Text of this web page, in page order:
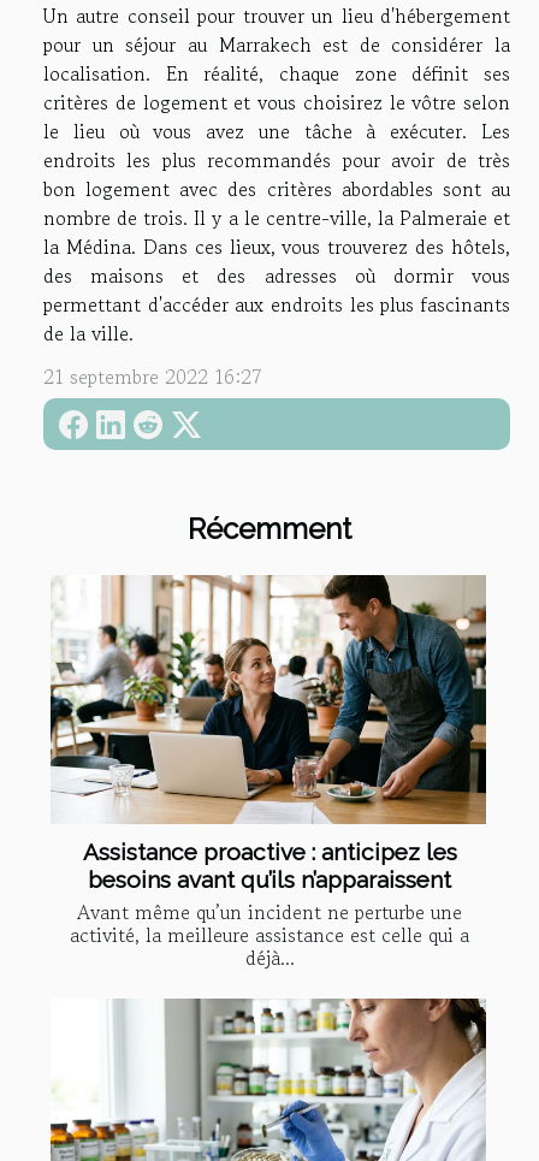
Récemment
Assistance proactive : anticipez les
besoins avant qu’ils n’apparaissent
Avant même qu’un incident ne perturbe une
activité, la meilleure assistance est celle qui a
déjà...
Un autre conseil pour trouver un lieu d'hébergement
pour un séjour au Marrakech est de considérer la
localisation. En réalité, chaque zone définit ses
critères de logement et vous choisirez le vôtre selon
le lieu où vous avez une tâche à exécuter. Les
endroits les plus recommandés pour avoir de très
bon logement avec des critères abordables sont au
nombre de trois. Il y a le centre-ville, la Palmeraie et
la Médina. Dans ces lieux, vous trouverez des hôtels,
des maisons et des adresses où dormir vous
permettant d'accéder aux endroits les plus fascinants
de la ville.
21 septembre 2022 16:27